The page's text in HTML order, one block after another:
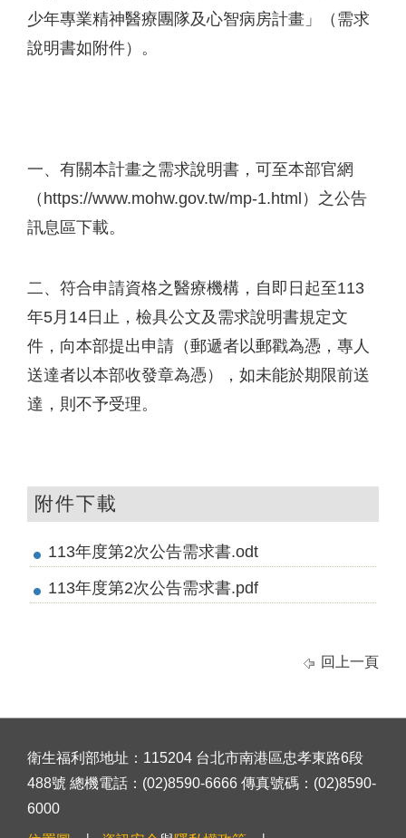
少年專業精神醫療團隊及心智病房計畫」（需求
說明書如附件）。
一、有關本計畫之需求說明書，可至本部官網
（https://www.mohw.gov.tw/mp-1.html）之公告
訊息區下載。
二、符合申請資格之醫療機構，自即日起至113
年5月14日止，檢具公文及需求說明書規定文
件，向本部提出申請（郵遞者以郵戳為憑，專人
送達者以本部收發章為憑），如未能於期限前送
達，則不予受理。
附件下載
113年度第2次公告需求書.odt
113年度第2次公告需求書.pdf
回上一頁
衛生福利部地址：115204 台北市南港區忠孝東路6段
488號 總機電話：(02)8590-6666 傳真號碼：(02)8590-
6000